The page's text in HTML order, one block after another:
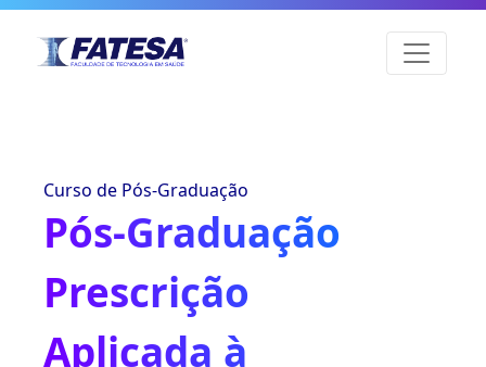
Curso de Pós-Graduação
Pós-Graduação
Prescrição
Aplicada à